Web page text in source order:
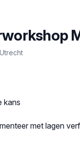
, Utrecht
kans
met lagen verf